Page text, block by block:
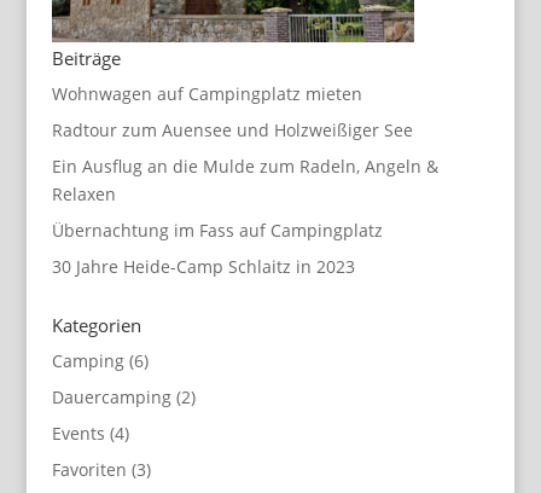
Beiträge
Wohnwagen auf Campingplatz mieten
Radtour zum Auensee und Holzweißiger See
Ein Ausflug an die Mulde zum Radeln, Angeln &
Relaxen
Übernachtung im Fass auf Campingplatz
30 Jahre Heide-Camp Schlaitz in 2023
Kategorien
Camping(6)
Dauercamping(2)
Events (4)
Favoriten (3)